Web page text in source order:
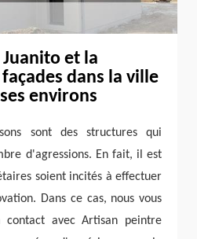
et la
dans la ville
environs
sont des structures qui
d'agressions. En fait, il est
soient incités à effectuer
Dans ce cas, nous vous
contact avec Artisan peintre